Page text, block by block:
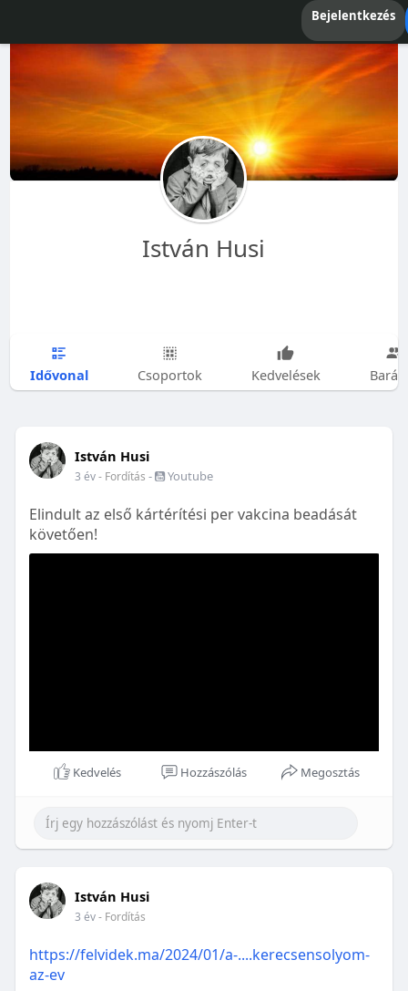
Bejelentkezés
István Husi
Idővonal Csoportok Kedvelések
István Husi
3 év- Fordítás - Youtube
Elindult az első kártérítési per vakcina beadását
követően!
Kedvelés Hozzászólás Megosztás
István Husi
3 év- Fordítás
https://felvidek.ma/2024/01/a-....kerecsensolyom-
az-ev